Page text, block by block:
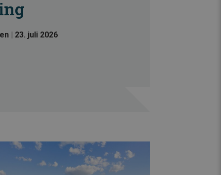
| 23. juli 2026